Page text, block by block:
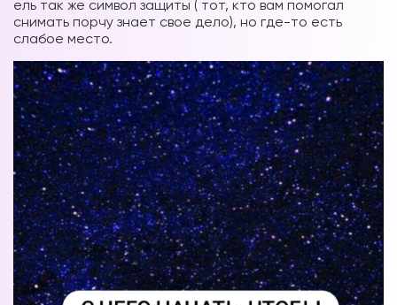
ель так же символ защиты ( тот, кто вам помогал
снимать порчу знает свое дело), но где-то есть
слабое место.